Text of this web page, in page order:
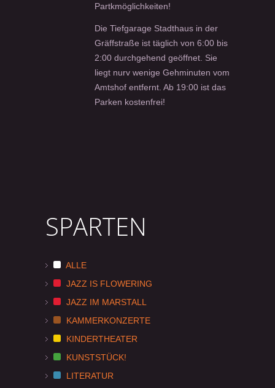
Partkmöglichkeiten!
Die Tiefgarage Stadthaus in der
Gräffstraße ist täglich von 6:00 bis
2:00 durchgehend geöffnet. Sie
liegt nurv wenige Gehminuten vom
Amtshof entfernt. Ab 19:00 ist das
Parken kostenfrei!
SPARTEN
ALLE
JAZZ IS FLOWERING
JAZZ IM MARSTALL
KAMMERKONZERTE
KINDERTHEATER
KUNSTSTÜCK!
LITERATUR